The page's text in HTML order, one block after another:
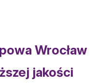
Wrocław
jakości